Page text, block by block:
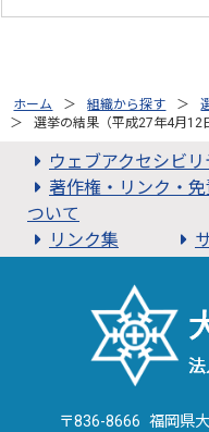
ホーム 組織から探す
選挙の結果（平成27年4月12
ウェブアクセシビ
著作権・リンク・
ついて
リンク集
〒836-8666 福岡県